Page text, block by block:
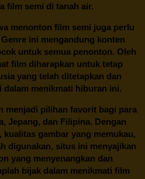
film semi di tanah air.
menonton film semi juga perlu
ini mengandung konten
untuk semua penonton. Oleh
film diharapkan untuk tetap
yang telah ditetapkan dan
dalam menikmati hiburan ini.
menjadi pilihan favorit bagi para
, Jepang, dan Filipina. Dengan
gambar yang memukau,
digunakan, situs ini menyajikan
yang menyenangkan dan
bijak dalam menikmati film